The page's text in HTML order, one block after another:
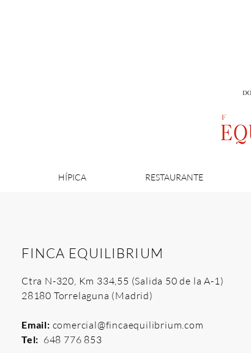
HÍPICA RESTAURANTE
Ctra N-320, Km 334,55 (Salida 50 de la A-1)
28180 Torrelaguna (Madrid)
Email: comercial@fincaequilibrium.com
Tel: 648 776 853
FINCA EQUILIBRIUM